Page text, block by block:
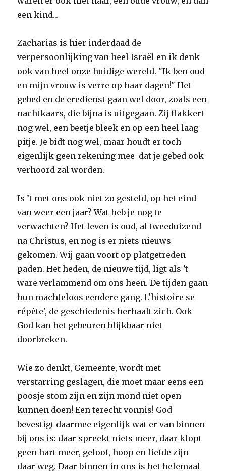
een kind...
Zacharias is hier inderdaad de
verpersoonlijking van heel Israël en ik denk
ook van heel onze huidige wereld. "Ik ben oud
en mijn vrouw is verre op haar dagen!" Het
gebed en de eredienst gaan wel door, zoals een
nachtkaars, die bijna is uitgegaan. Zij flakkert
nog wel, een beetje bleek en op een heel laag
pitje. Je bidt nog wel, maar houdt er toch
eigenlijk geen rekening mee dat je gebed ook
verhoord zal worden.
Is ’t met ons ook niet zo gesteld, op het eind
van weer een jaar? Wat heb je nog te
verwachten? Het leven is oud, al tweeduizend
na Christus, en nog is er niets nieuws
gekomen. Wij gaan voort op platgetreden
paden. Het heden, de nieuwe tijd, ligt als 't
ware verlammend om ons heen. De tijden gaan
hun machteloos eendere gang. L'histoire se
répète', de geschiedenis herhaalt zich. Ook
God kan het gebeuren blijkbaar niet
doorbreken.
Wie zo denkt, Gemeente, wordt met
verstarring geslagen, die moet maar eens een
poosje stom zijn en zijn mond niet open
kunnen doen! Een terecht vonnis! God
bevestigt daarmee eigenlijk wat er van binnen
bij ons is: daar spreekt niets meer, daar klopt
geen hart meer, geloof, hoop en liefde zijn
daar weg. Daar binnen in ons is het helemaal